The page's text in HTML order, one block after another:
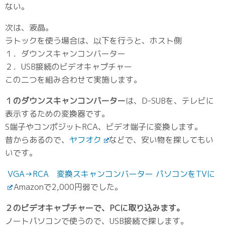
ない。
次は、液晶。
ラトックを使う場合は、以下を行うと、ホスト側
１．ダウンスキャンコンバーター
２．USB接続のビデオキャプチャー
この二つを組み合わせて実施します。
１のダウンスキャンコンバーターは、D-SUBを、テレビに
表示するための変換器です。
S端子やコンポジットRCA、ビデオ端子に変換します。
昔からあるので、 ヤフオク
などで、安い物を探してもい
いです。
VGA→RCA 変換スキャンコンバーター パソコンをTVに
Amazonで2,000円弱でした。
２のビデオキャプチャーで、PCに取り込みます。
ノートパソコンで使うので、USB接続で探します。